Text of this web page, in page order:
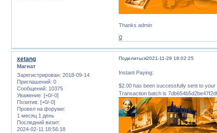
Thanks admin
0
Поделиться2021-11-29 18:02:25
xetang
Магнат
Зарегистрирован: 2018-09-14
Приглашений: 0
Сообщений: 10375
Уважение: [+0/-0]
Позитив: [+0/-0]
Провел на форуме:
1 месяц 1 день
Последний визит:
2024-02-11 18:56:18
Instant Paying:
$2.00 has been successfully sent to
Transaction batch is